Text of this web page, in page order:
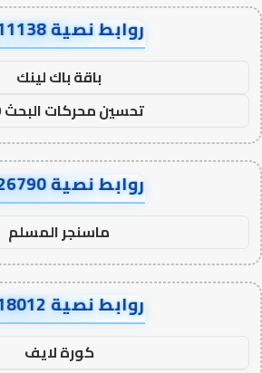
روابط نصية AA11138
باقة باك لينك
تحسين محركات البحث SEO
روابط نصية AA26790
ماسنجر المسلم
روابط نصية AA18012
كورة لايف